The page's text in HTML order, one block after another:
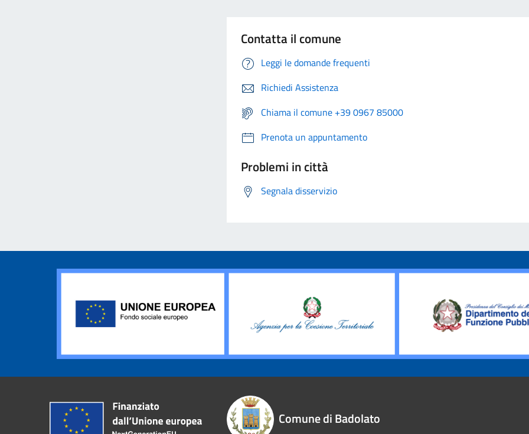
Contatta il comune
Leggi le domande frequenti
Richiedi Assistenza
Chiama il comune +39 0967 85000
Prenota un appuntamento
Problemi in città
Segnala disservizio
Comune di Badolato